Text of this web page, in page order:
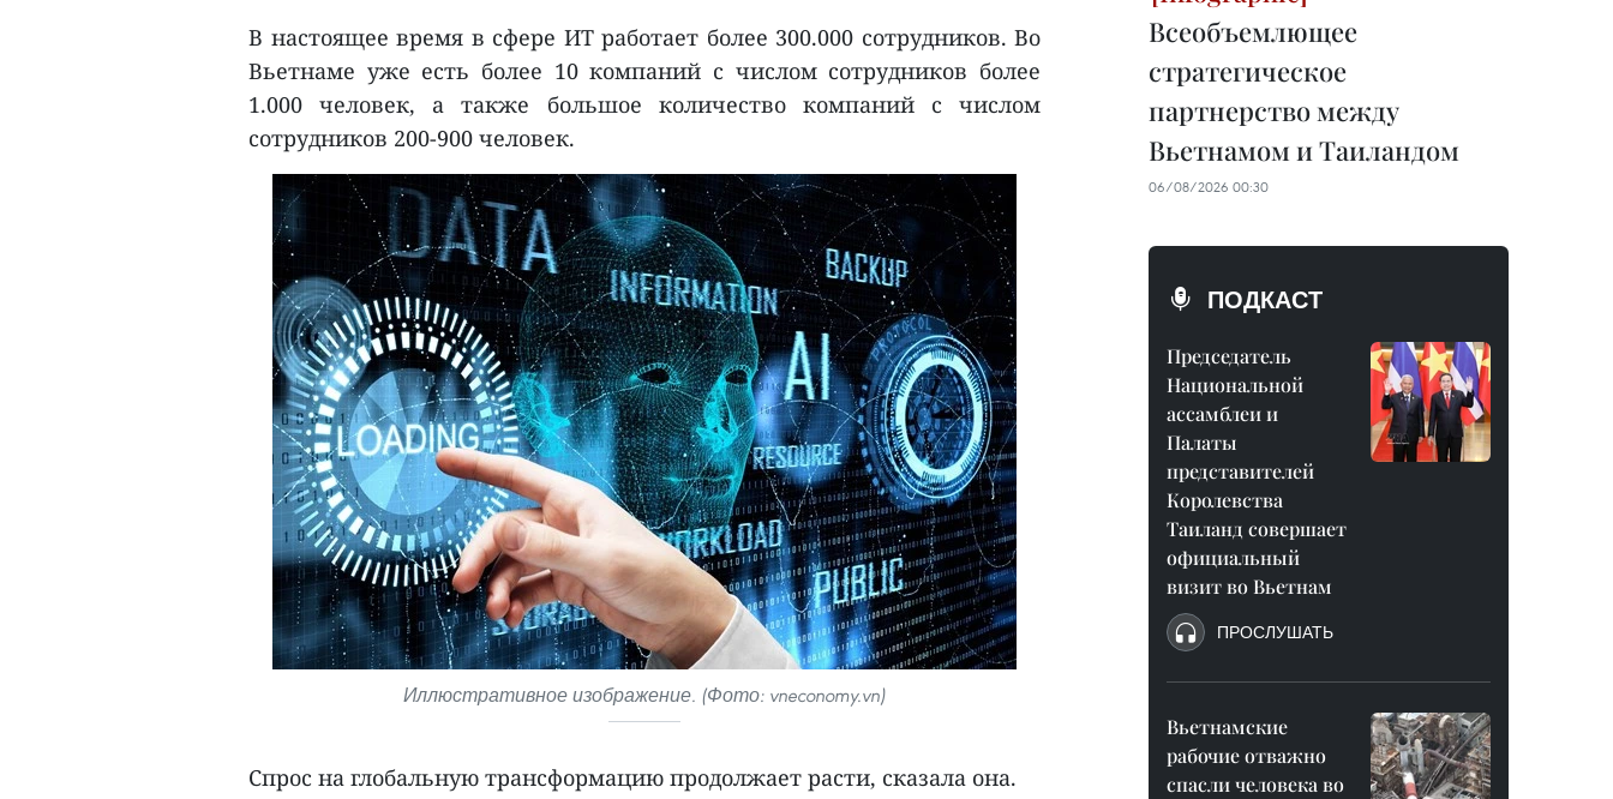
В настоящее время в сфере ИТ работает более 300.000 сотрудников. Во
Вьетнаме уже есть более 10 компаний с числом сотрудников более
1.000 человек, а также большое количество компаний с числом
сотрудников 200-900 человек.
Иллюстративное изображение. (Фото: vneconomy.vn)
Спрос на глобальную трансформацию продолжает расти, сказала она.
Всеобъемлющее
стратегическое
партнерство между
Вьетнамом и Таиландом
06/08/2026 00:30
ПОДКАСТ
Председатель
Национальной
ассамблеи и
Палаты
представителей
Королевства
Таиланд совершает
официальный
визит во Вьетнам
ПРОСЛУШАТЬ
Вьетнамские
рабочие отважно
спасли человека во